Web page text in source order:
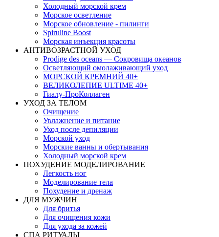
Холодный морской крем
Морское осветление
Морское обновление - пилинги
Spiruline Boost
Морская инъекция красоты
АНТИВОЗРАСТНОЙ УХОД
Prodige des oceans — Сокровища океанов
Осветляющий омолаживающий уход
МОРСКОЙ КРЕМНИЙ 40+
ВЕЛИКОЛЕПИЕ ULTIME 40+
Гиалу-ПроКоллаген
УХОД ЗА ТЕЛОМ
Очищение
Увлажнение и питание
Уход после депиляции
Морской уход
Морские ванны и обертывания
Холодный морской крем
ПОХУДЕНИЕ МОДЕЛИРОВАНИЕ
Легкость ног
Моделирование тела
Похудение и дренаж
ДЛЯ МУЖЧИН
Для бритья
Для очищения кожи
Для ухода за кожей
СПА РИТУАЛЫ